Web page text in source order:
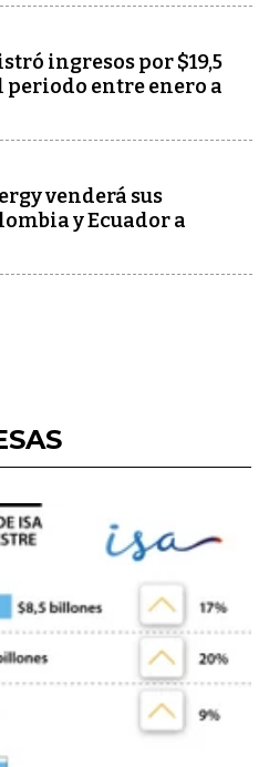
ingresos por $19,5
entre enero a
venderá sus
y Ecuador a